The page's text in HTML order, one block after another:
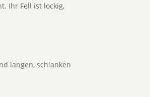
Ihr Fell ist lockig,
langen, schlanken